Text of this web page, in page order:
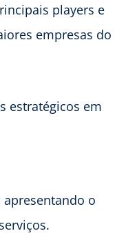
players e
empresas do
estratégicos em
o